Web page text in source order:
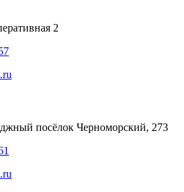
2
посёлок Черноморский, 273